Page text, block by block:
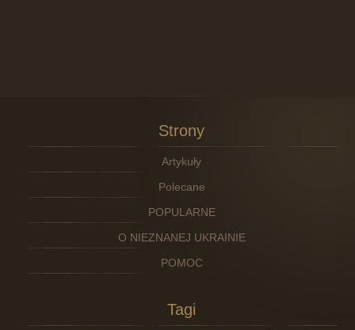
Strony
Artykuły
Polecane
POPULARNE
O NIEZNANEJ UKRAINIE
POMOC
Tagi